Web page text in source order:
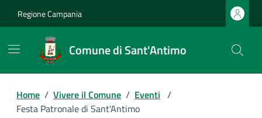
Regione Campania
Comune di Sant'Antimo
Home / Vivere il Comune / Eventi /
Festa Patronale di Sant'Antimo